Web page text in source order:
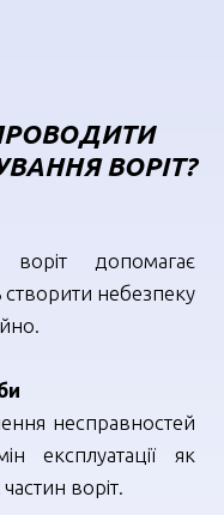
ВОРІТ?
воріт допомагає
небезпеку
несправностей
експлуатації як
воріт.